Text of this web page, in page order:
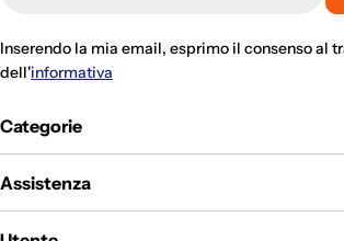
Categorie
Assistenza
Inserendo la mia email, esprimo il consenso al
dell'informativa